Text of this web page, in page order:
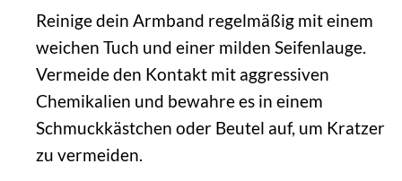
Reinige dein Armband regelmäßig mit einem
weichen Tuch und einer milden Seifenlauge.
Vermeide den Kontakt mit aggressiven
Chemikalien und bewahre es in einem
Schmuckkästchen oder Beutel auf, um Kratzer
zu vermeiden.